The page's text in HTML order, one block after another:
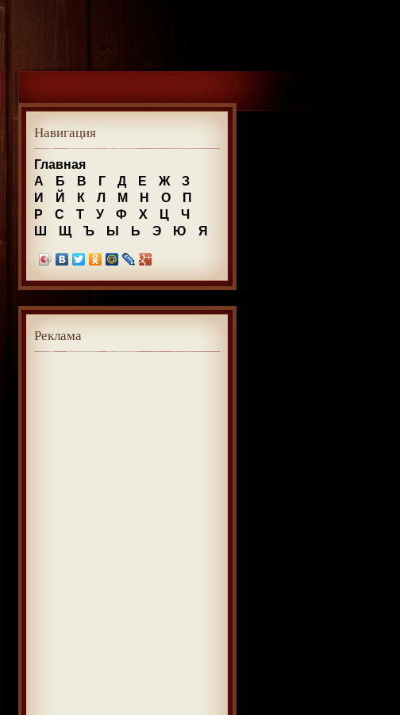
Навигация
Главная
А
Б В Г Д Е Ж
З
И
Й К Л М Н О
П
Р
С Т У Ф Х Ц
Ч
Ш
Щ Ъ Ы Ь Э Ю Я
Реклама